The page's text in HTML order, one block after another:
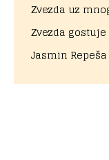
Zvezda uz
Zvezda
Jasmin